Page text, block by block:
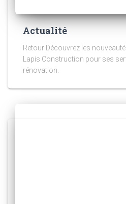
Actualité
Retour Découvrez les
Lapis Construction pour ses
rénovation.